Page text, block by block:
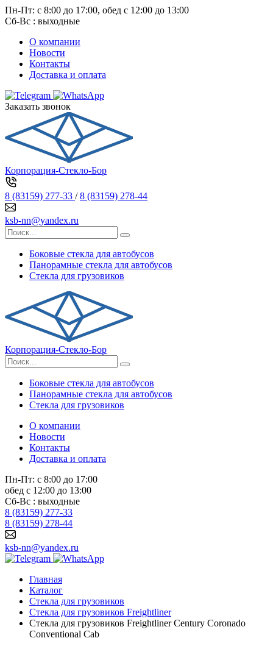
Пн-Пт: с 8:00 до 17:00, обед с 12:00 до 13:00
Сб-Вс : выходные
О компании
Новости
Контакты
Доставка и оплата
Заказать звонок
Корпорация-Стекло-Бор
8 (83159) 277-33 /8 (83159) 278-44
ksb-nn@yandex.ru
Боковые стекла для автобусов
Панорамные стекла для автобусов
Стекла для грузовиков
Корпорация-Стекло-Бор
Боковые стекла для автобусов
Панорамные стекла для автобусов
Стекла для грузовиков
О компании
Новости
Контакты
Доставка и оплата
Пн-Пт: с 8:00 до 17:00
обед с 12:00 до 13:00
Сб-Вс : выходные
8 (83159) 277-33
8 (83159) 278-44
ksb-nn@yandex.ru
Главная
Каталог
Стекла для грузовиков
Стекла для грузовиков Freightliner
Стекла для грузовиков Freightliner Century Coronado
Conventional Cab